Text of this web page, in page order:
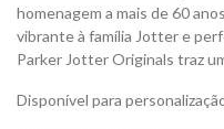
homenagem a mais de 60
vibrante à família Jotter e
Parker Jotter Originals traz
Disponível para